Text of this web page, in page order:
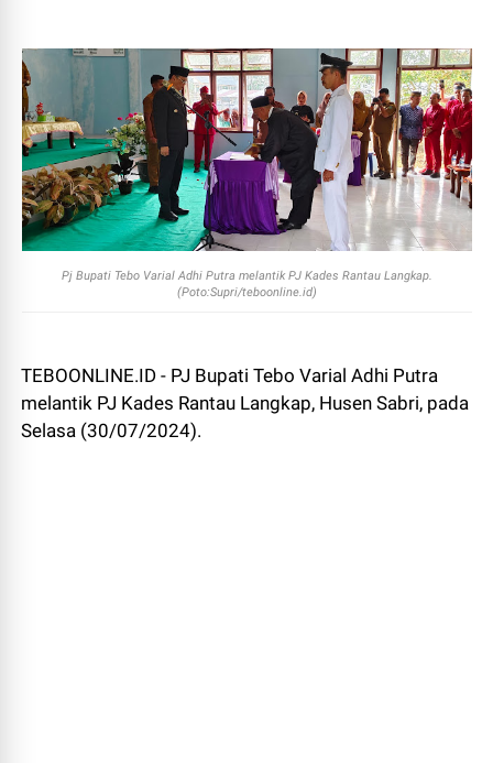
Pj Bupati Tebo Varial Adhi Putra melantik PJ Kades Rantau Langkap.
(Poto:Supri/teboonline.id)
TEBOONLINE.ID - PJ Bupati Tebo Varial Adhi Putra
melantik PJ Kades Rantau Langkap, Husen Sabri, pada
Selasa (30/07/2024).